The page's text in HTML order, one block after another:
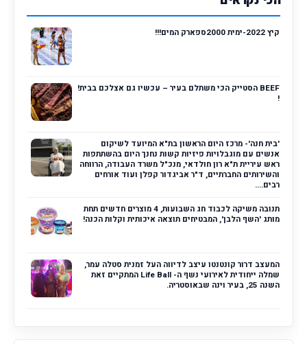
קיץ 2022-ימית 2000ספארק המים!!!
BEEF הסטייק הכי משתלם בעיר – עכשיו גם אצלכם בבית!
!
'בית חנה'- מרכז היום הראשון בת"א המיועד לשיקום
אנשים עם מוגבלויות פיזיות קשות נחנך היום בהשתתפות
ראש עיריית ת"א רון חולדאי, מנכ"ל משרד העבודה, הרווחה
והשירותים החברתיים, ד"ר אביגדור קפלן ועוד אורחים
רבים....
תנובה משיקה לכבוד חג השבועות, 4 מוצרים חדשים תחת
מותג 'השף הלבן', המבטיחים תוצאה איכותית וקלות הכנה!
המעצב דרור קונטנטו עיצב לדיווה העל זמנית סטלה עמר,
שמלה ייחודית לאירועי נשף ה- Life Ball המתקיים זאת
השנה 25, בעיר וינה שבאוסטריה.